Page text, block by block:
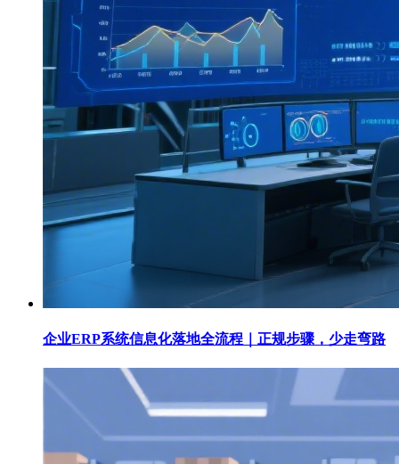
企业ERP系统信息化落地全流程｜正规步骤，少走弯路